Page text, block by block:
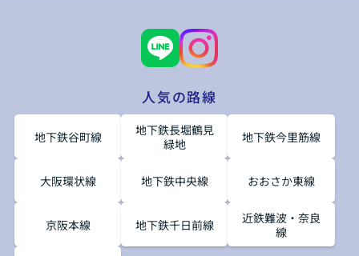
人気の路線
地下鉄谷町線
地下鉄長堀鶴見
緑地
地下鉄今里筋線
大阪環状線 地下鉄中央線 おおさか東線
京阪本線 地下鉄千日前線
近鉄難波・奈良
線